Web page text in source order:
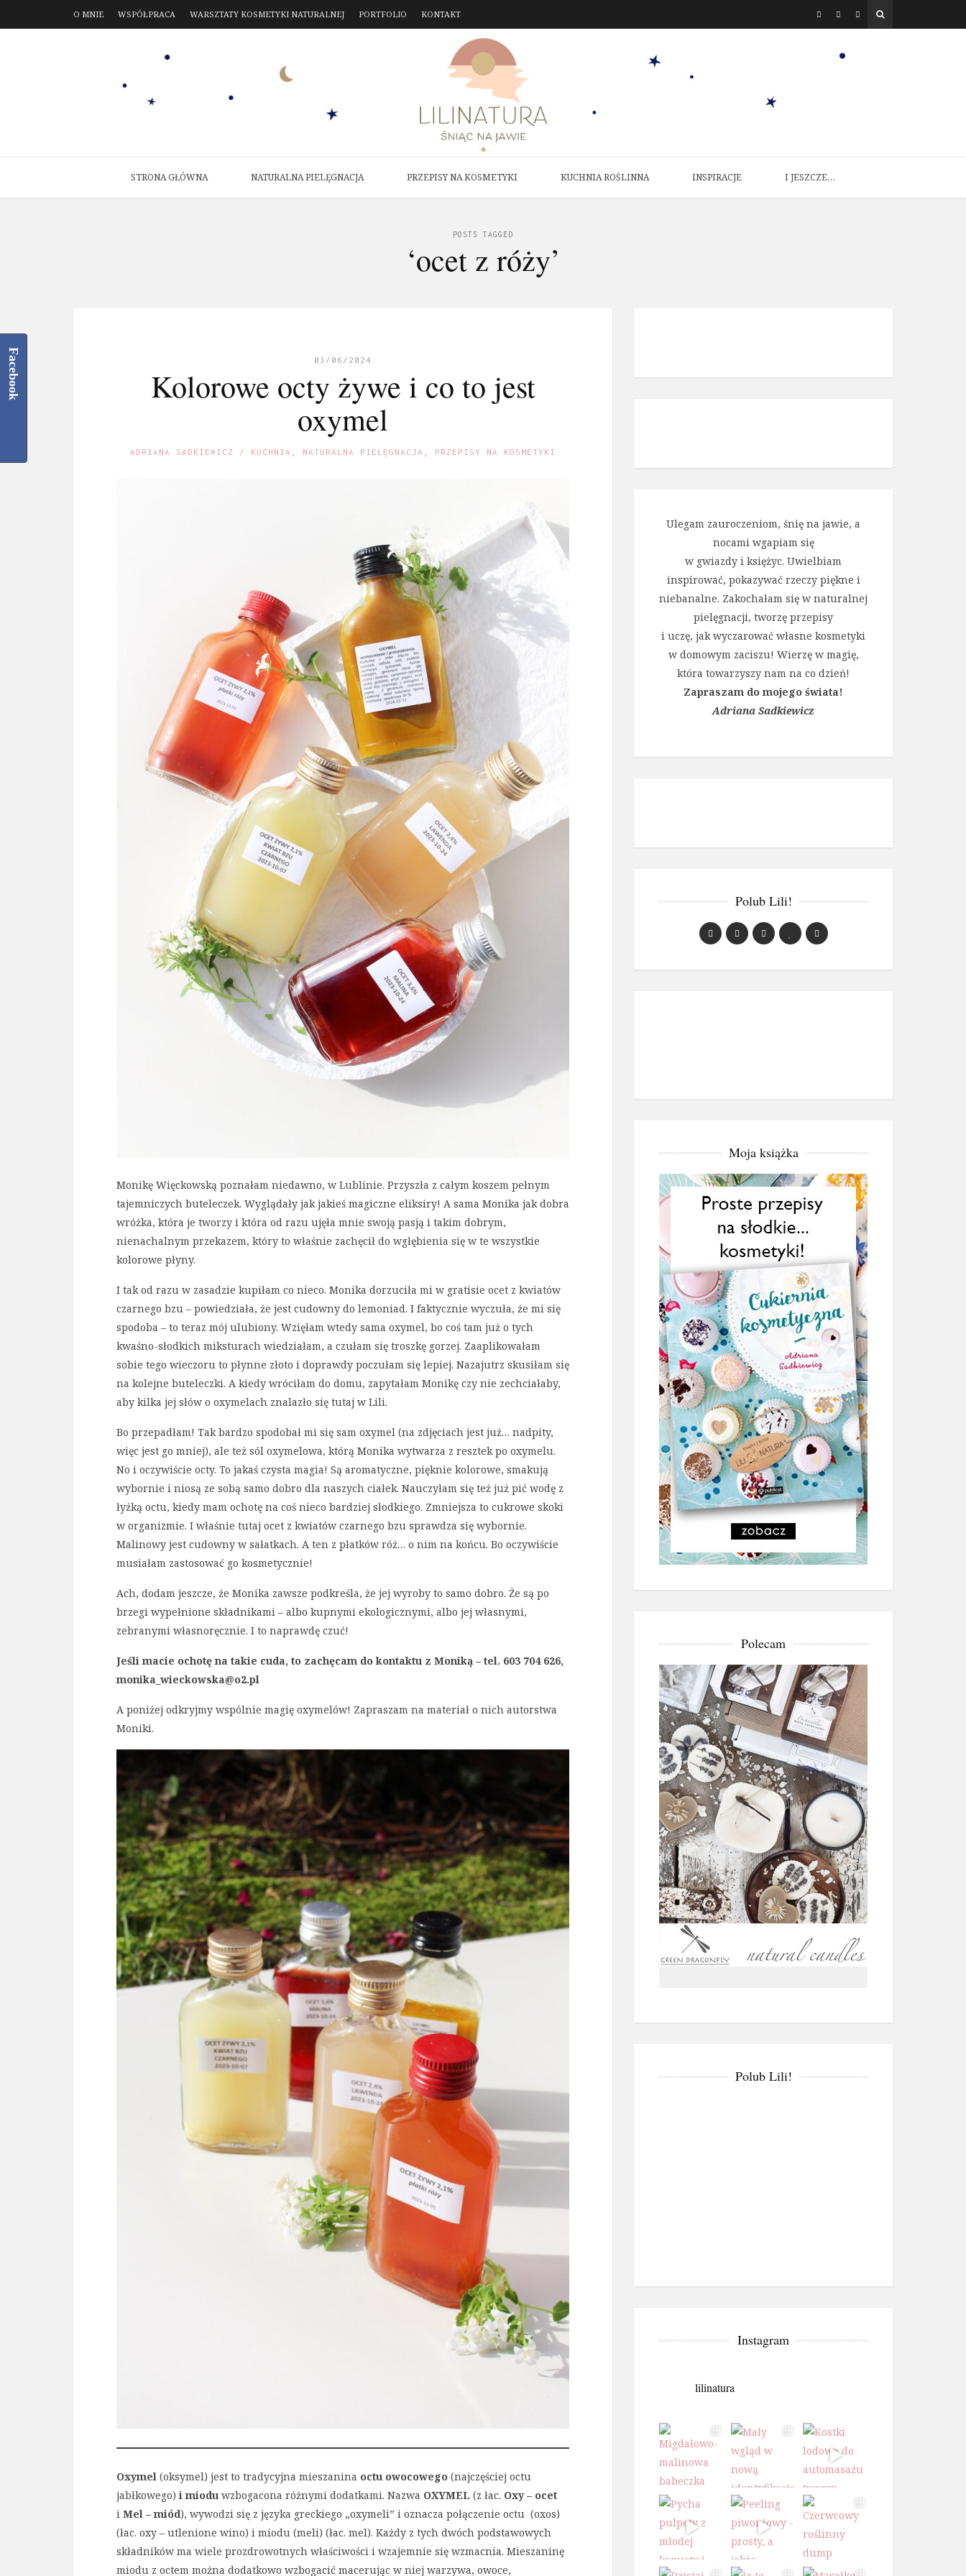
O MNIE WSPÓŁPRACA WARSZTATY KOSMETYKI NATURALNEJ PORTFOLIO KONTAKT
STRONA GŁÓWNA NATURALNA PIELĘGNACJA PRZEPISY NA KOSMETYKI KUCHNIA ROŚLINNA INSPIRACJE I JESZCZE…
POSTS TAGGED
‘ocet z róży’
03/06/2024
Kolorowe octy żywe i co to jest
oxymel
ADRIANA SADKIEWICZ KUCHNIA NATURALNA PIELĘGNACJA PRZEPISY NA KOSMETYKI
Monikę Więckowską poznałam niedawno, w Lublinie. Przyszła z całym koszem pełnym
tajemniczych buteleczek. Wyglądały jak jakieś magiczne eliksiry! A sama Monika jak dobra
wróżka, która je tworzy i która od razu ujęła mnie swoją pasją i takim dobrym,
nienachalnym przekazem, który to właśnie zachęcił do wgłębienia się w te wszystkie
kolorowe płyny.
I tak od razu w zasadzie kupiłam co nieco. Monika dorzuciła mi w gratisie ocet z kwiatów
czarnego bzu – powiedziała, że jest cudowny do lemoniad. I faktycznie wyczuła, że mi się
spodoba – to teraz mój ulubiony. Wzięłam wtedy sama oxymel, bo coś tam już o tych
kwaśno-słodkich miksturach wiedziałam, a czułam się troszkę gorzej. Zaaplikowałam
sobie tego wieczoru to płynne złoto i doprawdy poczułam się lepiej. Nazajutrz skusiłam się
na kolejne buteleczki. A kiedy wróciłam do domu, zapytałam Monikę czy nie zechciałaby,
aby kilka jej słów o oxymelach znalazło się tutaj w Lili.
Bo przepadłam! Tak bardzo spodobał mi się sam oxymel (na zdjęciach jest już… nadpity,
więc jest go mniej), ale też sól oxymelowa, którą Monika wytwarza z resztek po oxymelu.
No i oczywiście octy. To jakaś czysta magia! Są aromatyczne, pięknie kolorowe, smakują
wybornie i niosą ze sobą samo dobro dla naszych ciałek. Nauczyłam się też już pić wodę z
łyżką octu, kiedy mam ochotę na coś nieco bardziej słodkiego. Zmniejsza to cukrowe skoki
w organizmie. I właśnie tutaj ocet z kwiatów czarnego bzu sprawdza się wybornie.
Malinowy jest cudowny w sałatkach. A ten z płatków róż… o nim na końcu. Bo oczywiście
musiałam zastosować go kosmetycznie!
Ach, dodam jeszcze, że Monika zawsze podkreśla, że jej wyroby to samo dobro. Że są po
brzegi wypełnione składnikami – albo kupnymi ekologicznymi, albo jej własnymi,
zebranymi własnoręcznie. I to naprawdę czuć!
Jeśli macie ochotę na takie cuda, to zachęcam do kontaktu z Moniką – tel. 603 704 626,
monika_wieckowska@o2.pl
A poniżej odkryjmy wspólnie magię oxymelów! Zapraszam na materiał o nich autorstwa
Moniki.
Oxymel (oksymel) jest to tradycyjna mieszanina octu owocowego (najczęściej octu
jabłkowego)i miodu wzbogacona różnymi dodatkami. Nazwa OXYMEL (z łac. Oxy – ocet
i Mel – miód), wywodzi się z języka greckiego „oxymeli” i oznacza połączenie octu (oxos)
(łac. oxy – utlenione wino) i miodu (meli) (łac. mel). Każdy z tych dwóch podstawowych
składników ma wiele prozdrowotnych właściwości i wzajemnie się wzmacnia. Mieszaninę
miodu z octem można dodatkowo wzbogacić macerując w niej warzywa, owoce,
Ulegam zauroczeniom, śnię na jawie, a
nocami wgapiam się
w gwiazdy i księżyc. Uwielbiam
inspirować, pokazywać rzeczy piękne i
niebanalne. Zakochałam się w naturalnej
pielęgnacji, tworzę przepisy
i uczę, jak wyczarować własne kosmetyki
w domowym zaciszu! Wierzę w magię,
która towarzyszy nam na co dzień!
Zapraszam do mojego świata!
Adriana Sadkiewicz
Polub Lili!
Moja książka
Polecam
Polub Lili!
Instagram
lilinatura
Facebook